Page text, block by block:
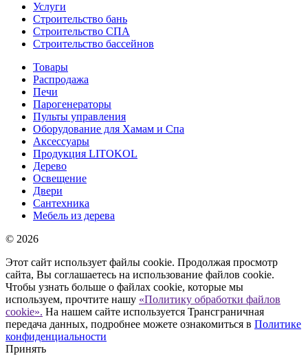
Услуги
Строительство бань
Строительство СПА
Строительство бассейнов
Товары
Распродажа
Печи
Парогенераторы
Пульты управления
Оборудование для Хамам и Спа
Аксессуары
Продукция LITOKOL
Дерево
Освещение
Двери
Сантехника
Мебель из дерева
© 2026
Этот сайт использует файлы cookie. Продолжая просмотр
сайта, Вы соглашаетесь на использование файлов cookie.
Чтобы узнать больше о файлах cookie, которые мы
используем, прочтите нашу «Политику обработки файлов
cookie». На нашем сайте используется Трансграничная
передача данных, подробнее можете ознакомиться в Политике
конфиденциальности
Принять